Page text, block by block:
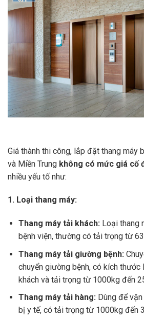
Giá thành thi công, lắp đặt thang máy
và Miền Trung không có mức giá cố
nhiều yếu tố như:
1. Loại thang máy:
Thang máy tải khách:Loại thang
bệnh viện, thường có tải trọng từ
Thang máy tải giường bệnh:
chuyển giường bệnh, có kích thước
khách và tải trọng từ 1000kg đến
Thang máy tải hàng:Dùng để vận
bị y tế, có tải trọng từ 1000kg đến